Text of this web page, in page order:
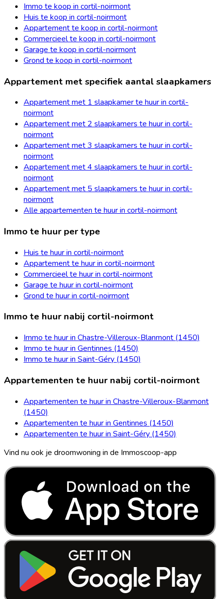
Immo te koop in cortil-noirmont
Huis te koop in cortil-noirmont
Appartement te koop in cortil-noirmont
Commercieel te koop in cortil-noirmont
Garage te koop in cortil-noirmont
Grond te koop in cortil-noirmont
Appartement met specifiek aantal slaapkamers
Appartement met 1 slaapkamer te huur in cortil-
noirmont
Appartement met 2 slaapkamers te huur in cortil-
noirmont
Appartement met 3 slaapkamers te huur in cortil-
noirmont
Appartement met 4 slaapkamers te huur in cortil-
noirmont
Appartement met 5 slaapkamers te huur in cortil-
noirmont
Alle appartementen te huur in cortil-noirmont
Immo te huur per type
Huis te huur in cortil-noirmont
Appartement te huur in cortil-noirmont
Commercieel te huur in cortil-noirmont
Garage te huur in cortil-noirmont
Grond te huur in cortil-noirmont
Immo te huur nabij cortil-noirmont
Immo te huur in Chastre-Villeroux-Blanmont (1450)
Immo te huur in Gentinnes (1450)
Immo te huur in Saint-Géry (1450)
Appartementen te huur nabij cortil-noirmont
Appartementen te huur in Chastre-Villeroux-Blanmont
(1450)
Appartementen te huur in Gentinnes (1450)
Appartementen te huur in Saint-Géry (1450)
Vind nu ook je droomwoning in de Immoscoop-app